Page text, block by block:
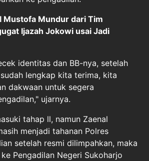
Mustofa Mundur dari Tim
Ijazah Jokowi usai Jadi
identitas dan BB-nya, setelah
lengkap kita terima, kita
dakwaan untuk segera
ujarnya.
tahap ll, namun Zaenal
menjadi tahanan Polres
setelah resmi dilimpahkan, maka
Pengadilan Negeri Sukoharjo